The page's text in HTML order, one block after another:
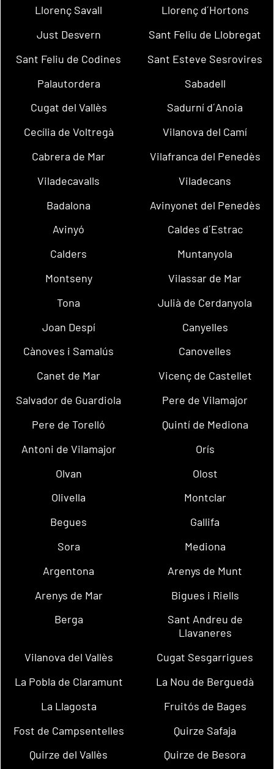
Llorenç Savall
Llorenç d´Hortons
Just Desvern
Sant Feliu de Llobregat
Sant Feliu de Codines
Sant Esteve Sesrovires
Palautordera
Sabadell
Cugat del Vallès
Sadurní d´Anoia
Cecília de Voltregà
Vilanova del Camí
Cabrera de Mar
Vilafranca del Penedès
Viladecavalls
Viladecans
Badalona
Avinyonet del Penedès
Avinyó
Caldes d´Estrac
Calders
Muntanyola
Montseny
Vilassar de Mar
Tona
Julià de Cerdanyola
Joan Despí
Canyelles
Cànoves i Samalús
Canovelles
Canet de Mar
Vicenç de Castellet
Salvador de Guardiola
Pere de Vilamajor
Pere de Torelló
Quintí de Mediona
Antoni de Vilamajor
Orís
Olvan
Olost
Olivella
Montclar
Begues
Gallifa
Sora
Mediona
Argentona
Arenys de Munt
Arenys de Mar
Bigues i Riells
Berga
Sant Andreu de
Llavaneres
Vilanova del Vallès
Cugat Sesgarrigues
La Pobla de Claramunt
La Nou de Berguedà
La Llagosta
Fruitós de Bages
Fost de Campsentelles
Quirze Safaja
Quirze del Vallès
Quirze de Besora